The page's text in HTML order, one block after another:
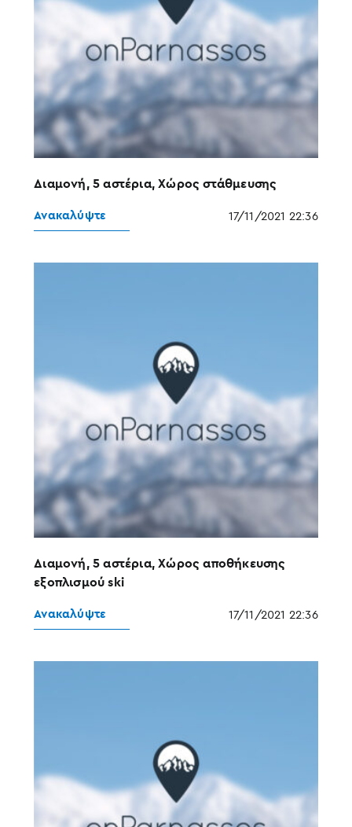
Διαμονή, 5 αστέρια, Χώρος στάθμευσης
Ανακαλύψτε 17/11/2021 22:36
Διαμονή, 5 αστέρια, Χώρος αποθήκευσης
εξοπλισμού ski
Ανακαλύψτε 17/11/2021 22:36